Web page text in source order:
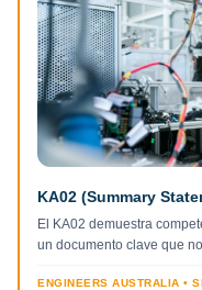
KA02 (Summary
El KA02 demuestra
un documento clave que
ENGINEERS AUSTRALIA •